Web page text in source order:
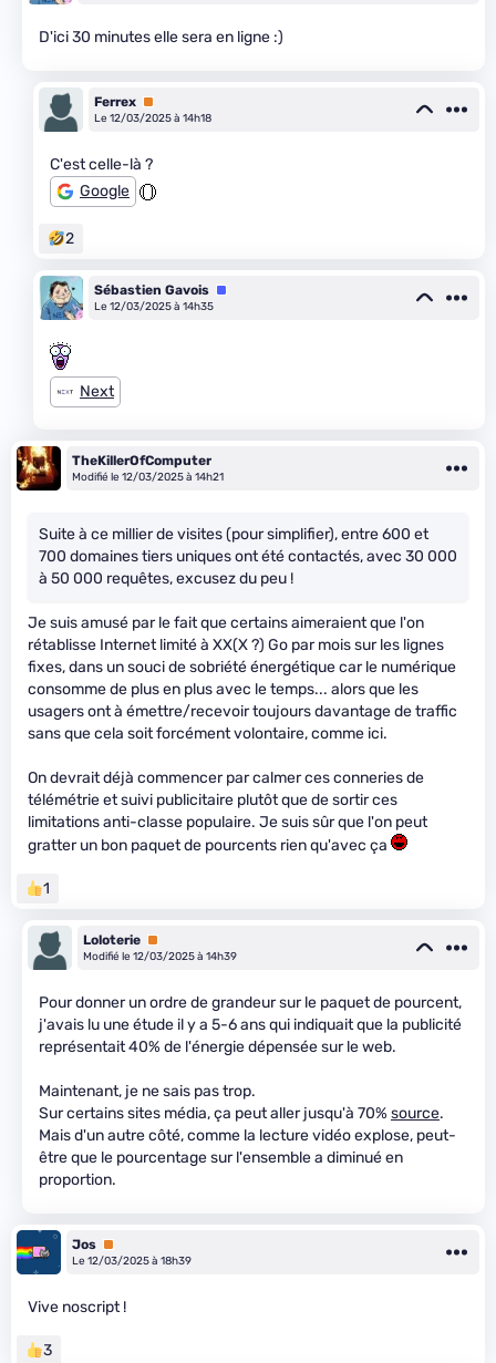
D'ici 30 minutes elle sera en ligne :)
Ferrex Premium
Le 12/03/2025 à 14h18
C'est celle-là ?
Google
2
Sébastien Gavois Équipe
Le 12/03/2025 à 14h35
Next
TheKillerOfComputer
Modifié le 12/03/2025 à 14h21
Suite à ce millier de visites (pour simplifier), entre 600 et
700 domaines tiers uniques ont été contactés, avec 30 000
à 50 000 requêtes, excusez du peu !
Je suis amusé par le fait que certains aimeraient que l'on
rétablisse Internet limité à XX(X ?) Go par mois sur les lignes
fixes, dans un souci de sobriété énergétique car le numérique
consomme de plus en plus avec le temps... alors que les
usagers ont à émettre/recevoir toujours davantage de traffic
sans que cela soit forcément volontaire, comme ici.
On devrait déjà commencer par calmer ces conneries de
télémétrie et suivi publicitaire plutôt que de sortir ces
limitations anti-classe populaire. Je suis sûr que l'on peut
gratter un bon paquet de pourcents rien qu'avec ça
1
Loloterie Premium
Modifié le 12/03/2025 à 14h39
Pour donner un ordre de grandeur sur le paquet de pourcent,
j'avais lu une étude il y a 5-6 ans qui indiquait que la publicité
représentait 40% de l'énergie dépensée sur le web.
Maintenant, je ne sais pas trop.
Sur certains sites média, ça peut aller jusqu'à 70% source.
Mais d'un autre côté, comme la lecture vidéo explose, peut-
être que le pourcentage sur l'ensemble a diminué en
proportion.
Jos Premium
Le 12/03/2025 à 18h39
Vive noscript !
3